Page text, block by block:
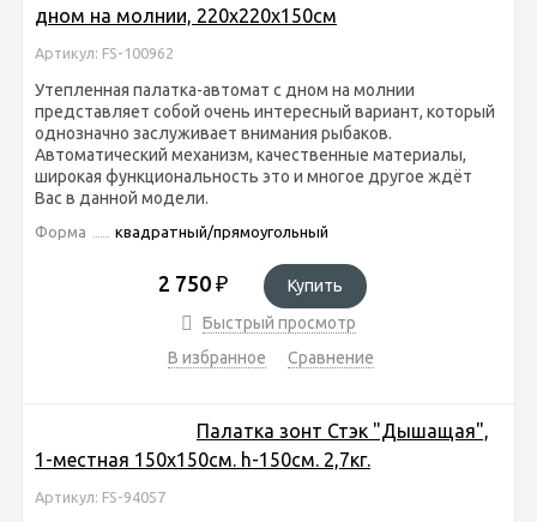
дном на молнии, 220x220x150см
Артикул: FS-100962
Утепленная палатка-автомат с дном на молнии
представляет собой очень интересный вариант, который
однозначно заслуживает внимания рыбаков.
Автоматический механизм, качественные материалы,
широкая функциональность это и многое другое ждёт
Вас в данной модели.
Форма квадратный/прямоугольный
2 750 ₽
Купить
Быстрый просмотр
В избранное
Сравнение
Палатка зонт Стэк "Дышащая",
1-местная 150х150см. h-150см. 2,7кг.
Артикул: FS-94057